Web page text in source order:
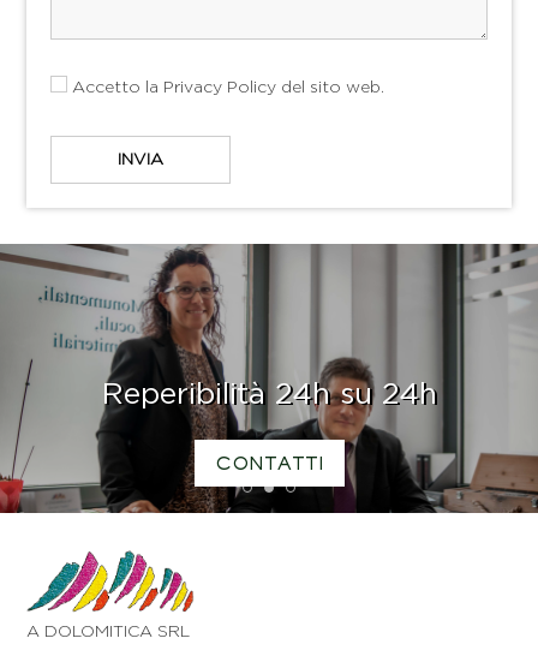
Accetto la Privacy Policy del sito web.
1 2 3
Reperibilità 24h su 24h
CONTATTI
A DOLOMITICA SRL